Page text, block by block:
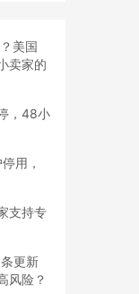
美国
卖家的
，48小
用，
支持专
更新
风险？